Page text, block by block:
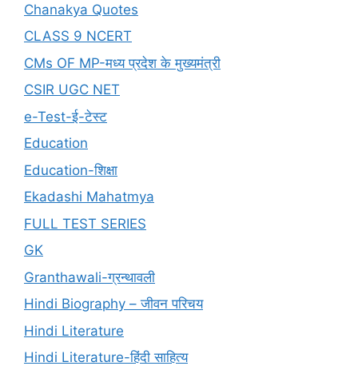
Chanakya Quotes
CLASS 9 NCERT
CMs OF MP-मध्य प्रदेश के मुख्यमंत्री
CSIR UGC NET
e-Test-ई-टेस्ट
Education
Education-शिक्षा
Ekadashi Mahatmya
FULL TEST SERIES
GK
Granthawali-ग्रन्थावली
Hindi Biography – जीवन परिचय
Hindi Literature
Hindi Literature-हिंदी साहित्य